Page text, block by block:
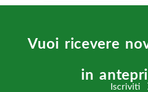
Vuoi ricevere
in
Iscriviti